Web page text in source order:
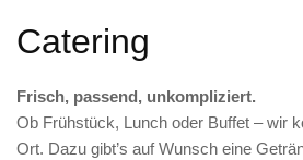
Catering
Frisch, passend, unkompliziert.
Ob Frühstück, Lunch oder Buffet – wir
Ort. Dazu gibt’s auf Wunsch eine